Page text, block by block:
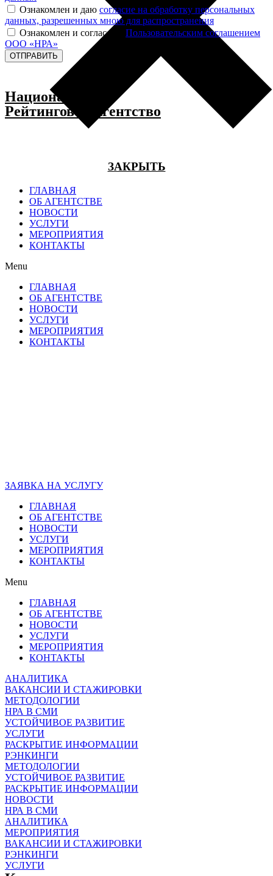
Ознакомлен и даю согласие на обработку персональных
данных, разрешенных мною для распространения
Ознакомлен и согласен с Пользовательским соглашением
ООО «НРА»
ОТПРАВИТЬ
Национальное
Рейтинговое Агентство
ЗАКРЫТЬ
ГЛАВНАЯ
ОБ АГЕНТСТВЕ
НОВОСТИ
УСЛУГИ
МЕРОПРИЯТИЯ
КОНТАКТЫ
Menu
ГЛАВНАЯ
ОБ АГЕНТСТВЕ
НОВОСТИ
УСЛУГИ
МЕРОПРИЯТИЯ
КОНТАКТЫ
ЗАЯВКА НА УСЛУГУ
ГЛАВНАЯ
ОБ АГЕНТСТВЕ
НОВОСТИ
УСЛУГИ
МЕРОПРИЯТИЯ
КОНТАКТЫ
Menu
ГЛАВНАЯ
ОБ АГЕНТСТВЕ
НОВОСТИ
УСЛУГИ
МЕРОПРИЯТИЯ
КОНТАКТЫ
АНАЛИТИКА
ВАКАНСИИ И СТАЖИРОВКИ
МЕТОДОЛОГИИ
НРА В СМИ
УСТОЙЧИВОЕ РАЗВИТИЕ
УСЛУГИ
РАСКРЫТИЕ ИНФОРМАЦИИ
РЭНКИНГИ
МЕТОДОЛОГИИ
УСТОЙЧИВОЕ РАЗВИТИЕ
РАСКРЫТИЕ ИНФОРМАЦИИ
НОВОСТИ
НРА В СМИ
АНАЛИТИКА
МЕРОПРИЯТИЯ
ВАКАНСИИ И СТАЖИРОВКИ
РЭНКИНГИ
УСЛУГИ